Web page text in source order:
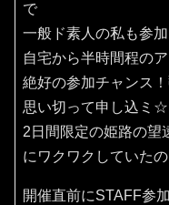
で
一般ド素人の私も参
自宅から半時間程の
絶好の参加チャンス
思い切って申し込ミ☆
2日間限定の姫路の望
にワクワクしていた
開催直前にSTAFF参